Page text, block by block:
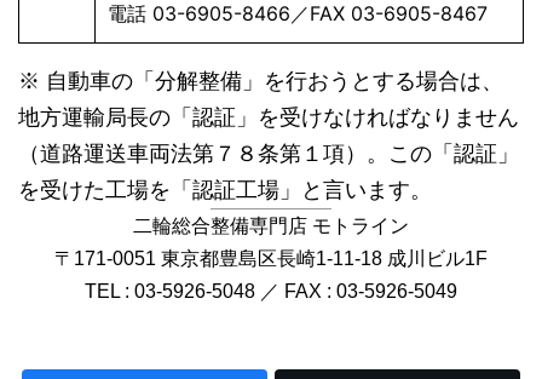
電話 03-6905-8466／FAX 03-6905-8467
※ 自動車の「分解整備」を行おうとする場合は、
地方運輸局長の「認証」を受けなければなりません
（道路運送車両法第７８条第１項）。この「認証」
を受けた工場を「認証工場」と言います。
二輪総合整備専門店 モトライン
〒171-0051 東京都豊島区長崎1-11-18 成川ビル1F
TEL : 03-5926-5048 ／ FAX : 03-5926-5049